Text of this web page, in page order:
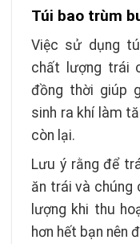
Túi bao trùm
Việc sử dụng
chất lượng trái
đồng thời giúp
sinh ra khí làm
còn lại.
Lưu ý rằng để
ăn trái và chúng
lượng khi thu
hơn hết bạn nên